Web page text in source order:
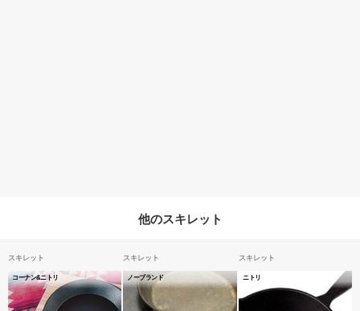
他のスキレット
スキレット
コーナン&ニトリ
スキレット
ノーブランド
スキレット
ニトリ